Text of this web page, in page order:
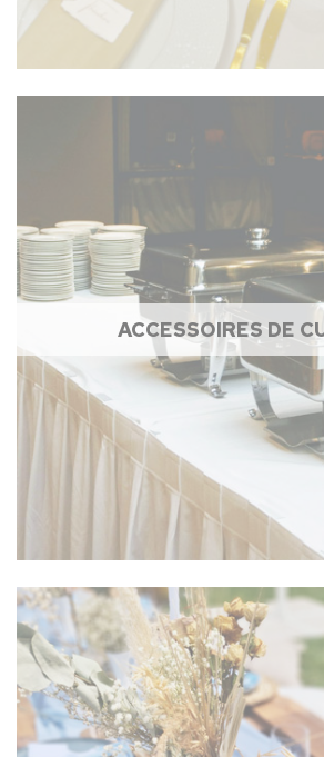
ACCESSOIRES DE